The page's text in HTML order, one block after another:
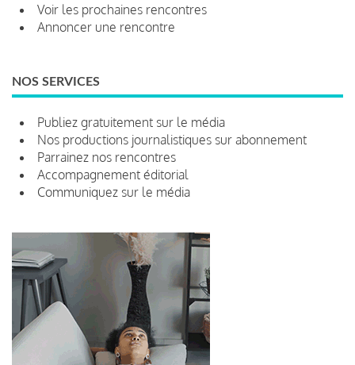
Voir les prochaines rencontres
Annoncer une rencontre
NOS SERVICES
Publiez gratuitement sur le média
Nos productions journalistiques sur abonnement
Parrainez nos rencontres
Accompagnement éditorial
Communiquez sur le média